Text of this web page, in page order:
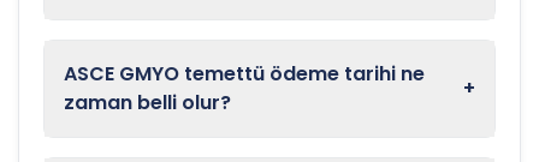
ASCE GMYO temettü ödeme tarihi ne
zaman belli olur?
+